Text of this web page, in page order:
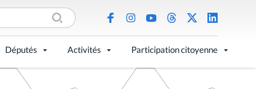
Députés Activités Participation citoyenne